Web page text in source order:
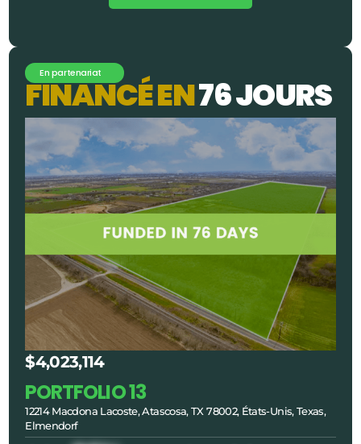
En partenariat
FINANCÉEN76JOURS
$4,023,114
PORTFOLIO 13
12214 Macdona Lacoste, Atascosa, TX 78002, États-Unis, Texas,
Elmendorf